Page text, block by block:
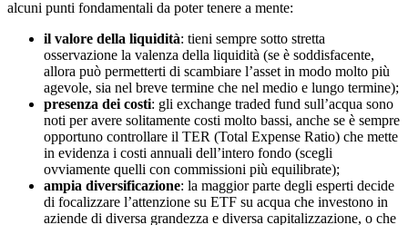
alcuni punti fondamentali da poter tenere a mente:
il valore della liquidità: tieni sempre sotto stretta
osservazione la valenza della liquidità (se è soddisfacente,
allora può permetterti di scambiare l’asset in modo molto più
agevole, sia nel breve termine che nel medio e lungo termine);
presenza dei costi: gli exchange traded fund sull’acqua sono
noti per avere solitamente costi molto bassi, anche se è sempre
opportuno controllare il TER (Total Expense Ratio) che mette
in evidenza i costi annuali dell’intero fondo (scegli
ovviamente quelli con commissioni più equilibrate);
ampia diversificazione: la maggior parte degli esperti decide
di focalizzare l’attenzione su ETF su acqua che investono in
aziende di diversa grandezza e diversa capitalizzazione, o che